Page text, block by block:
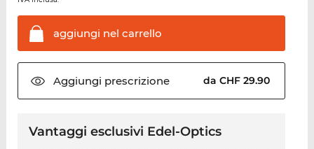
aggiungi nel carrello
Aggiungi prescrizione da CHF 29.90
Vantaggi esclusivi Edel-Optics